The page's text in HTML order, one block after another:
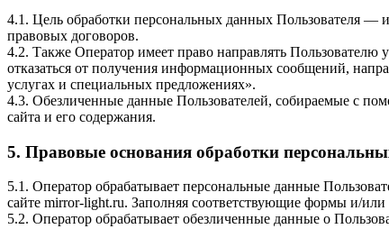
4.1. Цель обработки персональных данных Пользователя —
правовых договоров.
4.2. Также Оператор имеет право направлять
отказаться от получения информационных сообщений,
услугах и специальных предложениях».
4.3. Обезличенные данные Пользователей, собираемые с
сайта и его содержания.
5. Правовые основания обработки
5.1. Оператор обрабатывает персональные данные
сайте mirror-light.ru. Заполняя соответствующие формы и/
5.2. Оператор обрабатывает обезличенные данные о